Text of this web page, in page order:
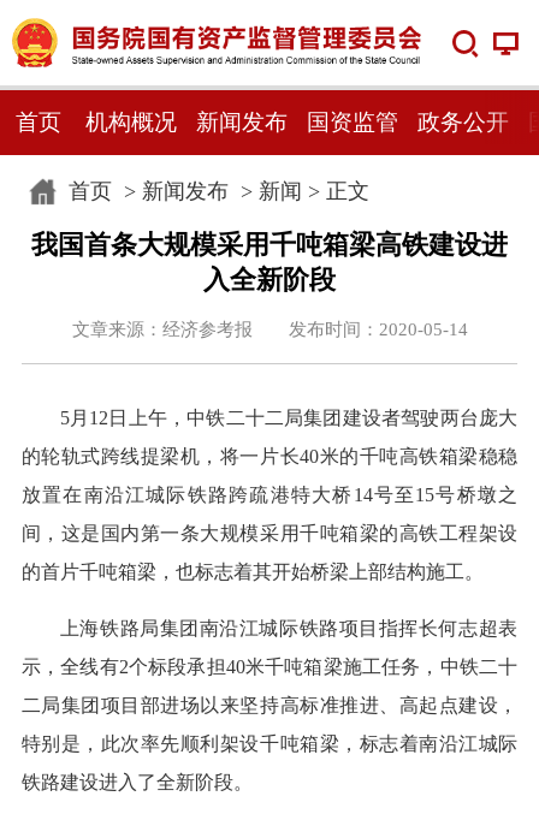
首页 机构概况 新闻发布 国资监管 政务公开
首页> 新闻发布> 新闻 > 正文
我国首条大规模采用千吨箱梁高铁建设进
入全新阶段
文章来源：经济参考报 发布时间：2020-05-14
5月12日上午，中铁二十二局集团建设者驾驶两台庞大
的轮轨式跨线提梁机，将一片长40米的千吨高铁箱梁稳稳
放置在南沿江城际铁路跨疏港特大桥14号至15号桥墩之
间，这是国内第一条大规模采用千吨箱梁的高铁工程架设
的首片千吨箱梁，也标志着其开始桥梁上部结构施工。
上海铁路局集团南沿江城际铁路项目指挥长何志超表
示，全线有2个标段承担40米千吨箱梁施工任务，中铁二十
二局集团项目部进场以来坚持高标准推进、高起点建设，
特别是，此次率先顺利架设千吨箱梁，标志着南沿江城际
铁路建设进入了全新阶段。